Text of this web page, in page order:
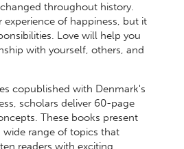
throughout history.
experience of happiness, but it
Love will help you
with yourself, others, and
copublished with Denmark's
scholars deliver 60-page
These books present
wide range of topics that
readers with exciting